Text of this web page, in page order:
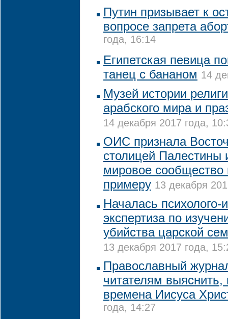
Путин призывает к
вопросе запрета
года, 16:14
Египетская певица
танец с бананом 14
Музей истории
арабского мира и
14 декабря 2017 года,
ОИС признала
столицей Палестины
мировое сообщество
примеру 13 декабря
Началась психолого-
экспертиза по
убийства царской
13 декабря 2017 года,
Православный
читателям
времена Иисуса
года, 14:27